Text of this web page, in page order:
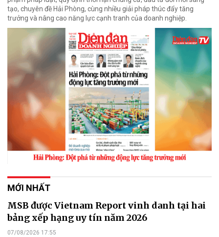
tạo, chuyên đề Hải Phòng, cùng nhiều giải pháp thúc đẩy tăng
trưởng và nâng cao năng lực cạnh tranh của doanh nghiệp.
MỚI NHẤT
MSB được Vietnam Report vinh danh tại hai
bảng xếp hạng uy tín năm 2026
07/08/2026 17:55